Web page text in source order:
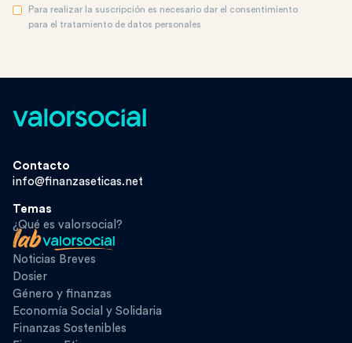
Para realizar la suscripción es necesario dar el consentimiento
para el tratamiento de datos personales
Contacto
info@finanzaseticas.net
Temas
¿Qué es valorsocial?
Noticias Breves
Dosier
Género y finanzas
Economía Social y Solidaria
Finanzas Sostenibles